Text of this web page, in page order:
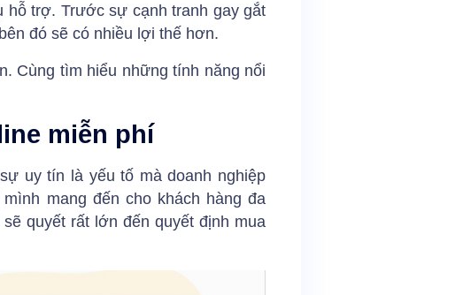
hỗ trợ. Trước sự cạnh tranh gay gắt
đó sẽ có nhiều lợi thế hơn.
Cùng tìm hiểu những tính năng nổi
miễn phí
uy tín là yếu tố mà doanh nghiệp
mang đến cho khách hàng đa
quyết rất lớn đến quyết định mua